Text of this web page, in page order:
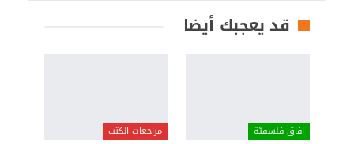
قد يعجبك أيضا
آفاق فلسفيّة‎ مراجعات الكتب